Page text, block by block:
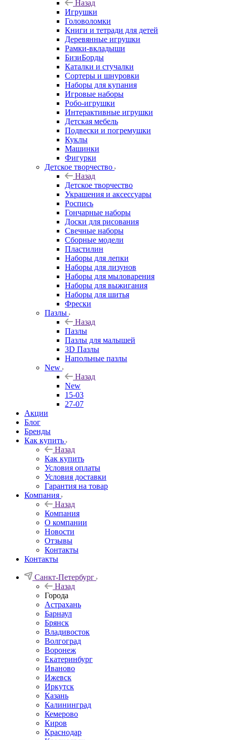
Назад
Игрушки
Головоломки
Книги и тетради для детей
Деревянные игрушки
Рамки-вкладыши
БизиБорды
Каталки и стучалки
Сортеры и шнуровки
Наборы для купания
Игровые наборы
Робо-игрушки
Интерактивные игрушки
Детская мебель
Подвески и погремушки
Куклы
Машинки
Фигурки
Детское творчество
Назад
Детское творчество
Украшения и аксессуары
Роспись
Гончарные наборы
Доски для рисования
Свечные наборы
Сборные модели
Пластилин
Наборы для лепки
Наборы для лизунов
Наборы для мыловарения
Наборы для выжигания
Наборы для шитья
Фрески
Пазлы
Назад
Пазлы
Пазлы для малышей
3D Пазлы
Напольные пазлы
New
Назад
New
15-03
27-07
Акции
Блог
Бренды
Как купить
Назад
Как купить
Условия оплаты
Условия доставки
Гарантия на товар
Компания
Назад
Компания
О компании
Новости
Отзывы
Контакты
Контакты
Санкт-Петербург
Назад
Города
Астрахань
Барнаул
Брянск
Владивосток
Волгоград
Воронеж
Екатеринбург
Иваново
Ижевск
Иркутск
Казань
Калининград
Кемерово
Киров
Краснодар